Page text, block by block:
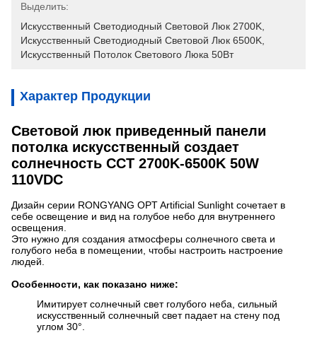
Выделить:
Искусственный Светодиодный Световой Люк 2700K
Искусственный Светодиодный Световой Люк 6500K
Искусственный Потолок Светового Люка 50Вт
Характер Продукции
Световой люк приведенный панели
потолка искусственный создает
солнечность CCT 2700K-6500K 50W
110VDC
Дизайн серии RONGYANG OPT Artificial Sunlight сочетает в
себе освещение и вид на голубое небо для внутреннего
освещения.
Это нужно для создания атмосферы солнечного света и
голубого неба в помещении, чтобы настроить настроение
людей.
Особенности, как показано ниже:
Имитирует солнечный свет голубого неба, сильный
искусственный солнечный свет падает на стену под
углом 30°.